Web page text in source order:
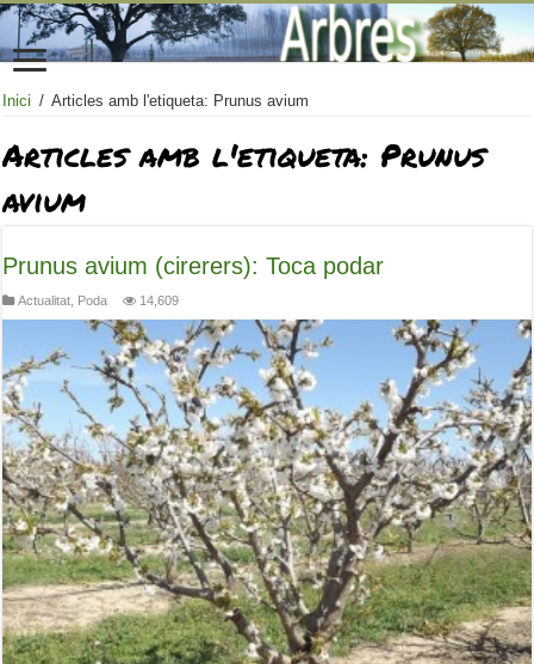
Inici / Articles amb l'etiqueta: Prunus avium
Articles amb l'etiqueta: Prunus
avium
Prunus avium (cirerers): Toca podar
Actualitat Poda 14,609